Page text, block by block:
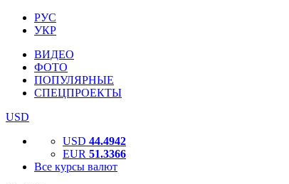
РУС
УКР
ВИДЕО
ФОТО
ПОПУЛЯРНЫЕ
СПЕЦПРОЕКТЫ
USD
USD 44.4942
EUR 51.3366
Все курсы валют